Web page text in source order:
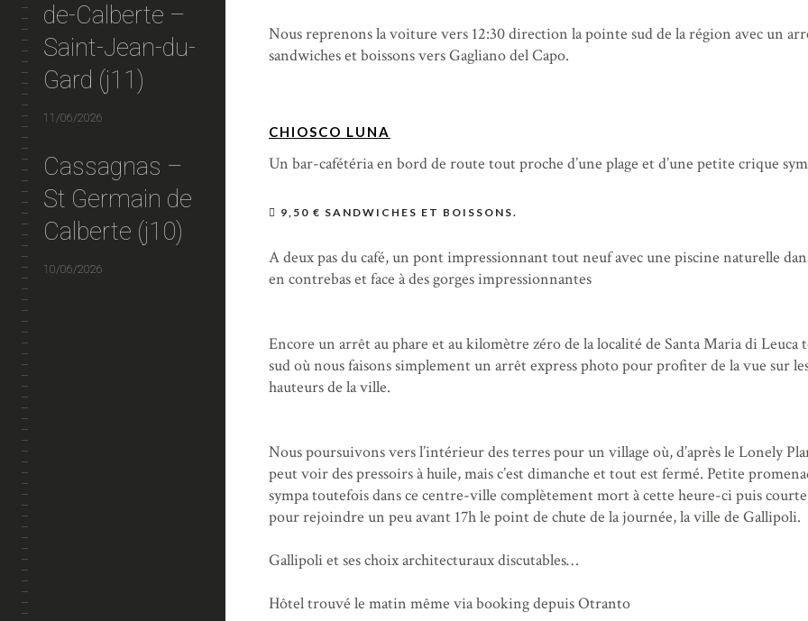
de-Calberte –
Saint-Jean-du-
Gard (j11)
11/06/2026
Cassagnas –
St Germain de
Calberte (j10)
10/06/2026
Nous reprenons la voiture vers 12:30 direction la pointe sud de la région avec un
sandwiches et boissons vers Gagliano del Capo.
CHIOSCO LUNA
Un bar-cafétéria en bord de route tout proche d’une plage et d’une petite crique
9,50 € SANDWICHES ET BOISSONS.
A deux pas du café, un pont impressionnant tout neuf avec une piscine naturelle
en contrebas et face à des gorges impressionnantes
Encore un arrêt au phare et au kilomètre zéro de la localité de Santa Maria di Leuca
sud où nous faisons simplement un arrêt express photo pour profiter de la vue sur
hauteurs de la ville.
Nous poursuivons vers l’intérieur des terres pour un village où, d’après le Lonely
peut voir des pressoirs à huile, mais c’est dimanche et tout est fermé. Petite
sympa toutefois dans ce centre-ville complètement mort à cette heure-ci puis
pour rejoindre un peu avant 17h le point de chute de la journée, la ville de Gallipoli.
Gallipoli et ses choix architecturaux discutables…
Hôtel trouvé le matin même via booking depuis Otranto